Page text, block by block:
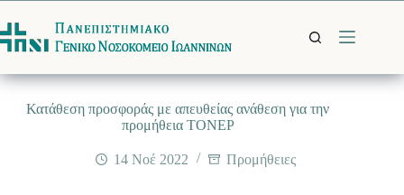
στο
περιεχόμενο
Κατάθεση προσφοράς με απευθείας ανάθεση για την
προμήθεια ΤΟΝΕΡ
14 Νοέ 2022 Προμήθειες